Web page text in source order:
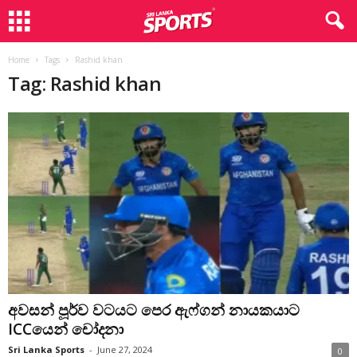
Home Tags Rashid khan
Tag: Rashid khan
අවසන් පූර්ව වටයට පෙර ඇෆ්ගන් නායකයාට
ICCයෙන් චෝදනා
Sri Lanka Sports - June 27, 2024 0